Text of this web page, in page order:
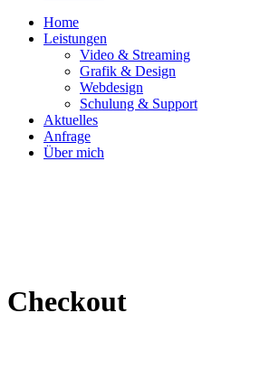
Home
Leistungen
Video & Streaming
Grafik & Design
Webdesign
Schulung & Support
Aktuelles
Anfrage
Über mich
Checkout